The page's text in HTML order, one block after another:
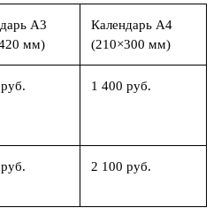
А3
мм)
Календарь А4
(210×300 мм)
1 400 руб.
2 100 руб.